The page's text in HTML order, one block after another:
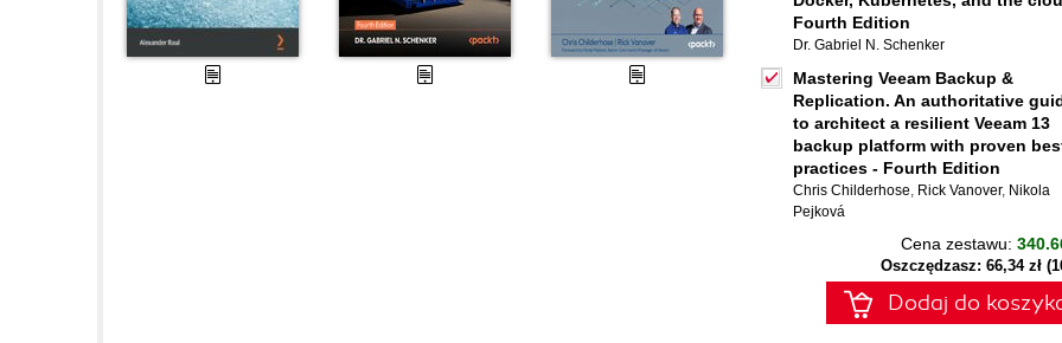
Fourth Edition
Dr. Gabriel N. Schenker
Mastering Veeam Backup &
Replication. An authoritative
to architect a resilient Veeam 13
backup platform with proven
practices - Fourth Edition
Chris Childerhose, Rick Vanover, Nikola
Pejková
Cena zestawu:
Oszczędzasz: 66,34 zł
Dodaj do